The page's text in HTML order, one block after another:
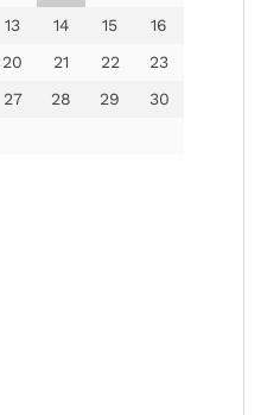
13 14 15
16
20 21 22
23
27 28 29
30